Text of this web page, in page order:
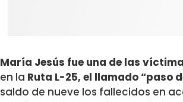
María Jesús fue una de las
en la Ruta L-25, el llamado “paso
saldo de nueve los fallecidos en